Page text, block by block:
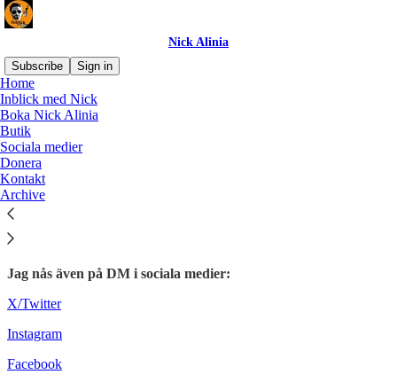
Nick Alinia
Subscribe
Sign in
Home
Inblick med Nick
Boka Nick Alinia
Butik
Sociala medier
Donera
Kontakt
Archive
Kontakt
Vill du kontakta mig för samarbeten, har synpunkter eller
övriga frågor?
E-post: nick@alinia.se
Jag nås även på DM i sociala medier:
X/Twitter
Instagram
Facebook